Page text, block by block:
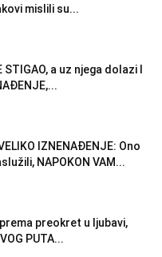
mislili su...
STIGAO, a uz njega dolazi I
IZNENAĐENJE: Ono
NAPOKON VAM...
preokret u ljubavi,
PUTA...